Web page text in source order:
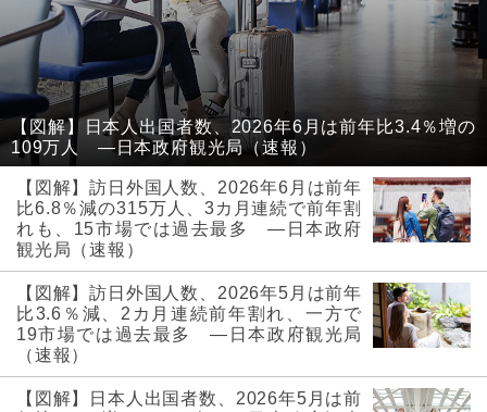
【図解】日本人出国者数、2026年6月は前年比3.4％増の
109万人 ―日本政府観光局（速報）
【図解】訪日外国人数、2026年6月は前年
比6.8％減の315万人、3カ月連続で前年割
れも、15市場では過去最多 ―日本政府
観光局（速報）
【図解】訪日外国人数、2026年5月は前年
比3.6％減、2カ月連続前年割れ、一方で
19市場では過去最多 ―日本政府観光局
（速報）
【図解】日本人出国者数、2026年5月は前